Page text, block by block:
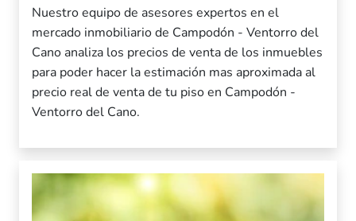
Nuestro equipo de asesores expertos en el
mercado inmobiliario de Campodón - Ventorro del
Cano analiza los precios de venta de los inmuebles
para poder hacer la estimación mas aproximada al
precio real de venta de tu piso en Campodón -
Ventorro del Cano.